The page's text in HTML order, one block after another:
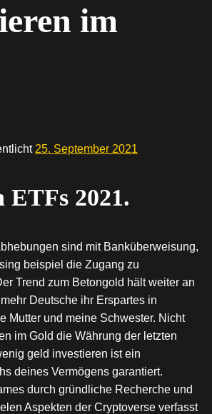
im
25. September 2021
ETFs 2021.
sind mit Banküberweisung,
beispiel die Zugang zu
Trend zum Betongold hält weiter an
Deutsche ihr Erspartes in
Mutter und meine Schwester. Nicht
im Gold die Währung der letzten
geld investieren ist ein
deines Vermögens garantiert.
durch gründliche Recherche und
Aspekten der Cryptoverse verfasst